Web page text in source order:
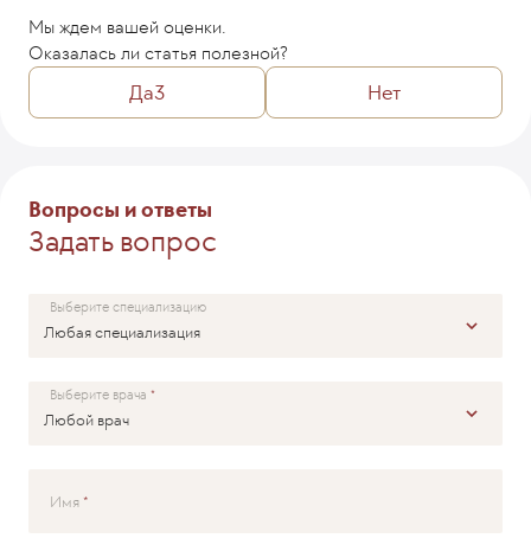
Мы ждем вашей оценки.
Оказалась ли статья полезной?
Да3 Нет
ОТПРАВИТЬ
Вопросы и ответы
Задать вопрос
Выберите специализацию
Выберите врача
Имя